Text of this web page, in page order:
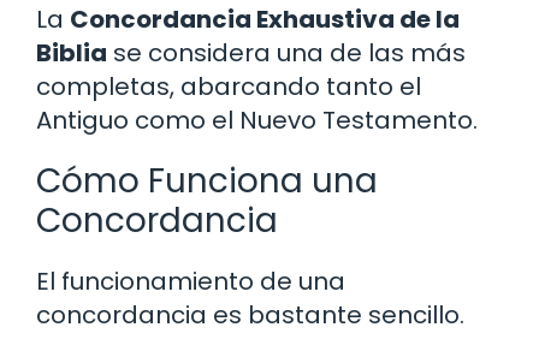
La Concordancia Exhaustiva de la
Biblia se considera una de las más
completas, abarcando tanto el
Antiguo como el Nuevo Testamento.
Cómo Funciona una
Concordancia
El funcionamiento de una
concordancia es bastante sencillo.